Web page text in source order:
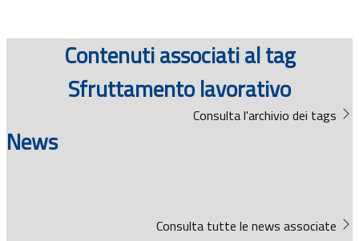
Documenti
Bandi
Guide
Contenuti associati al tag
Sfruttamento lavorativo
Consulta l'archivio dei tags
News
Consulta tutte le news associate